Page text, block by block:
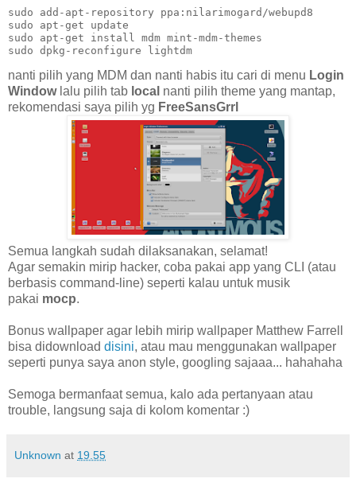
sudo add-apt-repository ppa:nilarimogard/webupd8
sudo apt-get update
sudo apt-get install mdm mint-mdm-themes
sudo dpkg-reconfigure lightdm
nanti pilih yang MDM dan nanti habis itu cari di menu Login
Windowlalu pilih tab local nanti pilih theme yang mantap,
rekomendasi saya pilih yg FreeSansGrrl
Semua langkah sudah dilaksanakan, selamat!
Agar semakin mirip hacker, coba pakai app yang CLI (atau
berbasis command-line) seperti kalau untuk musik
pakai mocp.
Bonus wallpaper agar lebih mirip wallpaper Matthew Farrell
bisa didownload disini, atau mau menggunakan wallpaper
seperti punya saya anon style, googling sajaaa... hahahaha
Semoga bermanfaat semua, kalo ada pertanyaan atau
trouble, langsung saja di kolom komentar :)
Unknown at 19.55